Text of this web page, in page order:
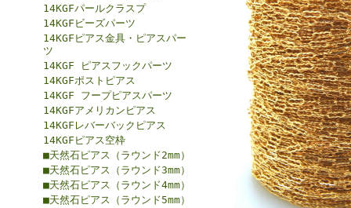
14KGFパールクラスプ
14KGFビーズパーツ
14KGFピアス金具・ピアスパー
ツ
14KGF ピアスフックパーツ
14KGFポストピアス
14KGF フープピアスパーツ
14KGFアメリカンピアス
14KGFレバーバックピアス
14KGFピアス空枠
■天然石ピアス（ラウンド2mm）
■天然石ピアス（ラウンド3mm）
■天然石ピアス（ラウンド4mm）
■天然石ピアス（ラウンド5mm）